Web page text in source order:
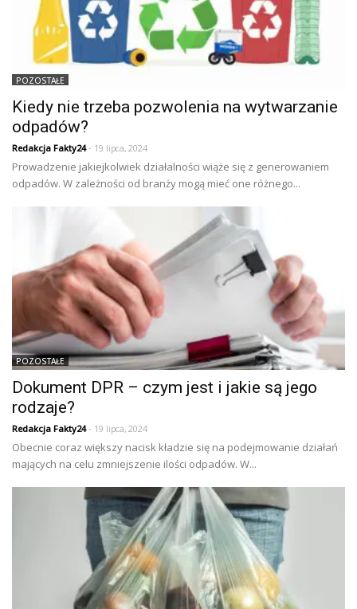
POZOSTAŁE
Kiedy nie trzeba pozwolenia na wytwarzanie
odpadów?
Redakcja Fakty24- 19 lipca, 2024
Prowadzenie jakiejkolwiek działalności wiąże się z generowaniem
odpadów. W zależności od branży mogą mieć one różnego...
POZOSTAŁE
Dokument DPR – czym jest i jakie są jego
rodzaje?
Redakcja Fakty24- 19 lipca, 2024
Obecnie coraz większy nacisk kładzie się na podejmowanie działań
mających na celu zmniejszenie ilości odpadów. W...